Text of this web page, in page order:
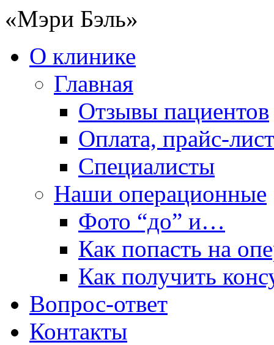
«Мэри Бэль»
О клинике
Главная
Отзывы пациентов
Оплата, прайс-лист
Специалисты
Наши операционные
Фото “до” и…
Как попасть на
Как получить
Вопрос-ответ
Контакты